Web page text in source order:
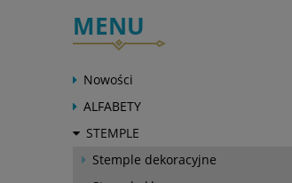
MENU
Nowości
ALFABETY
STEMPLE
Stemple dekoracyjne